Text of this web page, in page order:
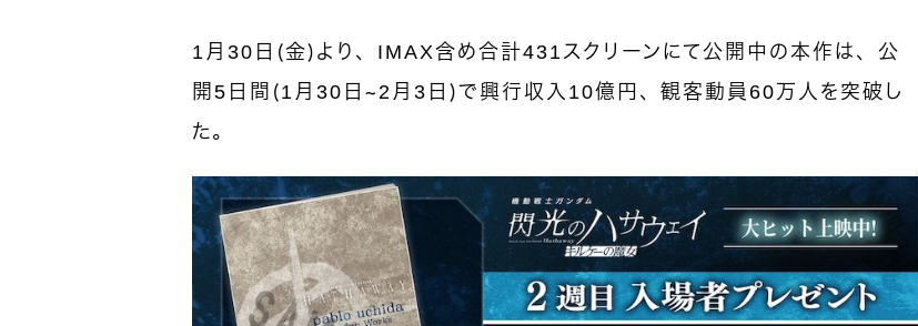
1月30日（金）より、IMAX含め合計431スクリーンにて公開中の本作は、公
開5日間（1月30日～2月3日）で興行収入10億円、観客動員60万人を突破し
た。